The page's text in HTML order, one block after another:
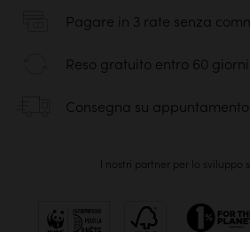
Pagare in 3 rate senza
Reso gratuito entro 60 giorni
Consegna su appuntamento
I nostri partner per lo sviluppo